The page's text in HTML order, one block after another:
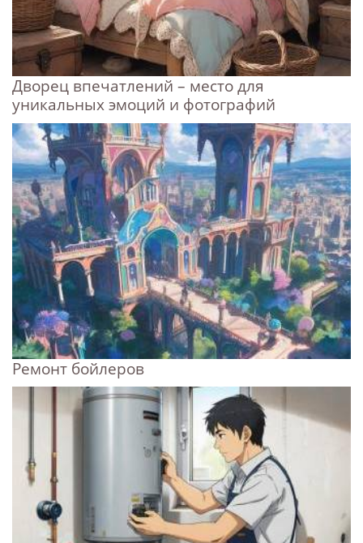
Дворец впечатлений – место для
уникальных эмоций и фотографий
Ремонт бойлеров